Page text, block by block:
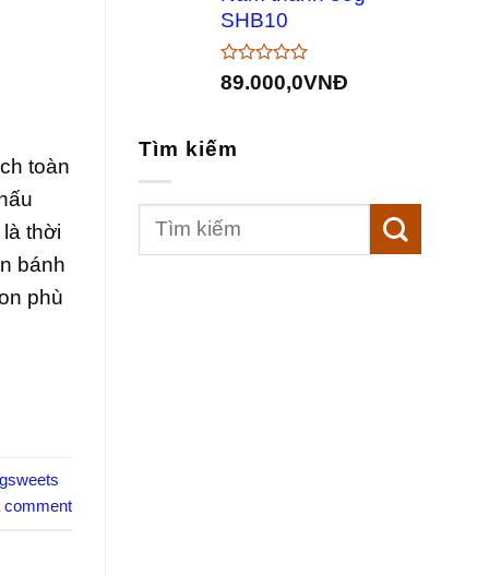
toàn
thời
bánh
phù
comment
SHB10
Được
xếp
5
89.000,0VNĐ
Tìm kiếm